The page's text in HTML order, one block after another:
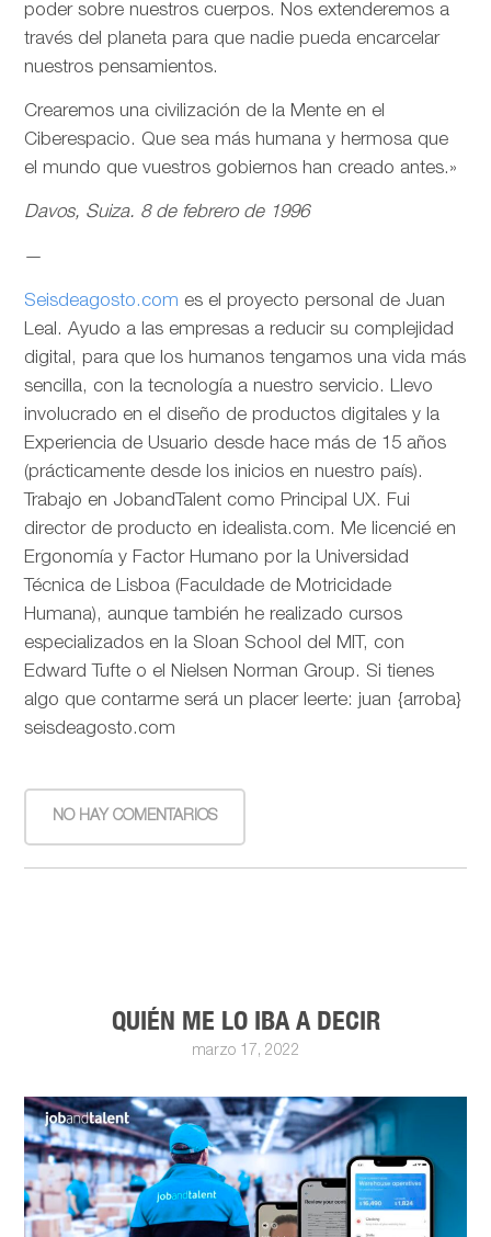
poder sobre nuestros cuerpos. Nos extenderemos a
través del planeta para que nadie pueda encarcelar
nuestros pensamientos.
Crearemos una civilización de la Mente en el
Ciberespacio. Que sea más humana y hermosa que
el mundo que vuestros gobiernos han creado antes.»
Davos, Suiza. 8 de febrero de 1996
—
Seisdeagosto.com es el proyecto personal de Juan
Leal. Ayudo a las empresas a reducir su complejidad
digital, para que los humanos tengamos una vida más
sencilla, con la tecnología a nuestro servicio. Llevo
involucrado en el diseño de productos digitales y la
Experiencia de Usuario desde hace más de 15 años
(prácticamente desde los inicios en nuestro país).
Trabajo en JobandTalent como Principal UX. Fui
director de producto en idealista.com. Me licencié en
Ergonomía y Factor Humano por la Universidad
Técnica de Lisboa (Faculdade de Motricidade
Humana), aunque también he realizado cursos
especializados en la Sloan School del MIT, con
Edward Tufte o el Nielsen Norman Group. Si tienes
algo que contarme será un placer leerte: juan {arroba}
seisdeagosto.com
NO HAY COMENTARIOS
QUIÉN ME LO IBA A DECIR
marzo 17, 2022